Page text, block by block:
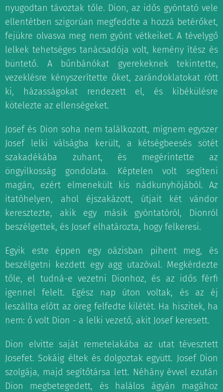
nyugodtan távoztak tőle. Dion, az idős gyóntató vele
ellentétben szigorúan megfeddte a hozzá betérőket,
fejükre olvasva meg nem gyónt vétkeiket. A tévelygő
lelkek tehetséges tanácsadója volt, kemény ítész és
büntető. A bűnbánókat gyerekeknek tekintette,
vezeklésre kényszerítette őket, zarándoklatokat rótt
ki, házasságokat rendezett el, és kibékülésre
kötelezte az ellenségeket.
Josef és Dion soha nem találkozott, mígnem egyszer
Josef lelki válságba került, a kétségbeesés sötét
szakadékába zuhant, és megérintette az
öngyilkosság gondolata. Képtelen volt segíteni
magán, ezért elmenekült kis nádkunyhójából. Az
itatóhelyen, ahol éjszakázott, útjait két vándor
keresztezte, akik egy másik gyóntatóról, Dionról
beszélgettek, és Josef elhatározta, hogy felkeresi.
Egyik este éppen egy oázisban pihent meg, és
beszélgetni kezdett egy agg utazóval. Megkérdezte
tőle, el tudná-e vezetni Dionhoz, és az idős férfi
igennel felelt. Egész nap úton voltak, és az éj
leszállta előtt az öreg felfedte kilétét. Ha hiszitek, ha
nem: ő volt Dion - a lelki vezető, akit Josef keresett.
Dion elvitte saját remetelakába az utat tévesztett
Josefet. Sokáig éltek és dolgoztak együtt. Josef Dion
szolgája, majd segítőtársa lett. Néhány évvel ezután
Dion megbetegedett, és halálos ágyán magához